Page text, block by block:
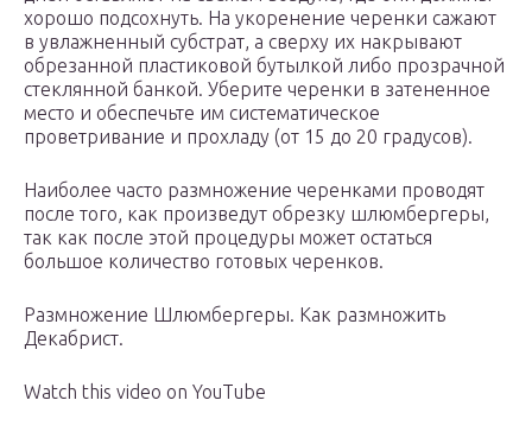
хорошо подсохнуть. На укоренение черенки сажают
в увлажненный субстрат, а сверху их накрывают
обрезанной пластиковой бутылкой либо прозрачной
стеклянной банкой. Уберите черенки в затененное
место и обеспечьте им систематическое
проветривание и прохладу (от 15 до 20 градусов).
Наиболее часто размножение черенками проводят
после того, как произведут обрезку шлюмбергеры,
так как после этой процедуры может остаться
большое количество готовых черенков.
Размножение Шлюмбергеры. Как размножить
Декабрист.
Watch this video on YouTube